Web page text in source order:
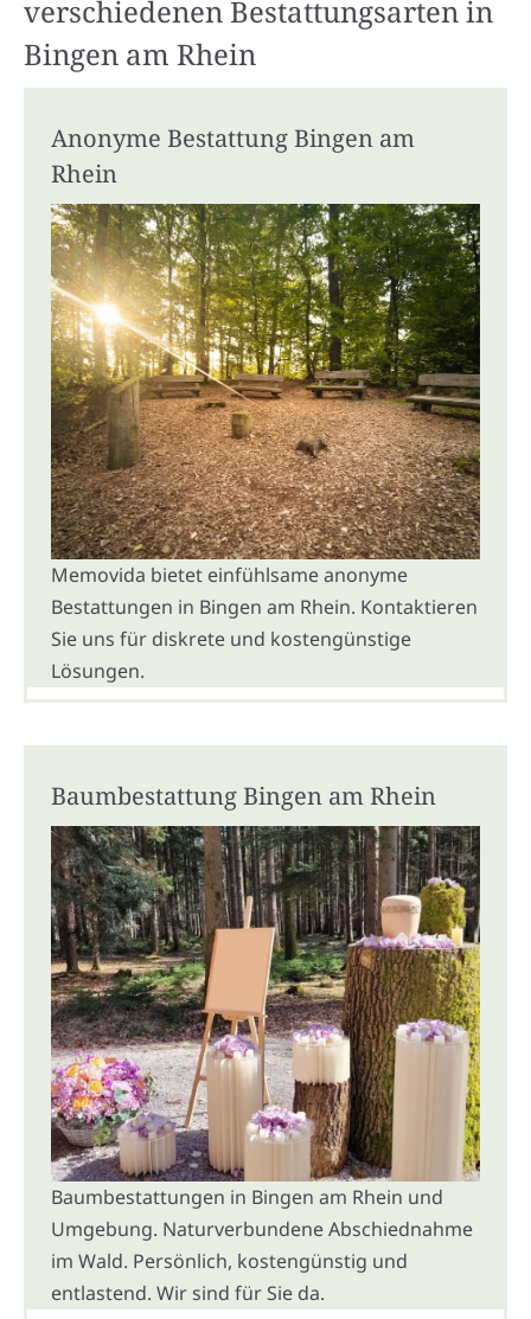
verschiedenen Bestattungsarten in
Bingen am Rhein
Anonyme Bestattung Bingen am
Rhein
Memovida bietet einfühlsame anonyme
Bestattungen in Bingen am Rhein. Kontaktieren
Sie uns für diskrete und kostengünstige
Lösungen.
Baumbestattung Bingen am Rhein
Baumbestattungen in Bingen am Rhein und
Umgebung. Naturverbundene Abschiednahme
im Wald. Persönlich, kostengünstig und
entlastend. Wir sind für Sie da.